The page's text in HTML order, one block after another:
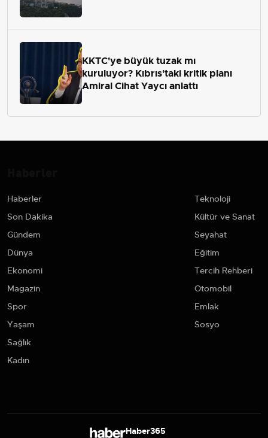
KKTC'ye büyük tuzak mı
kuruluyor? Kıbrıs'taki kritik planı
Amiral Cihat Yaycı anlattı
Haberler
Son Dakika
Gündem
Dünya
Ekonomi
Magazin
Spor
Yaşam
Sağlık
Kadın
Teknoloji
Kültür ve Sanat
Seyahat
Eğitim
Tercih Rehberi
Otomobil
Emlak
Sosyo
Haber365